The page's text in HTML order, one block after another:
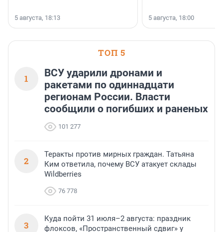
5 августа, 18:13 5 августа, 18:00
ТОП 5
1
ВСУ ударили дронами и
ракетами по одиннадцати
регионам России. Власти
сообщили о погибших и раненых
101 277
2
Теракты против мирных граждан. Татьяна
Ким ответила, почему ВСУ атакует склады
Wildberries
76 778
3
Куда пойти 31 июля–2 августа: праздник
флоксов, «Пространственный сдвиг» у